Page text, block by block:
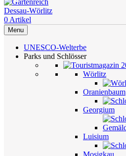
0 Artikel
Menu
UNESCO-Welterbe
Parks und Schlösser
Wörlitz
Oranienbaum
Georgium
Luisium
Mosigkau